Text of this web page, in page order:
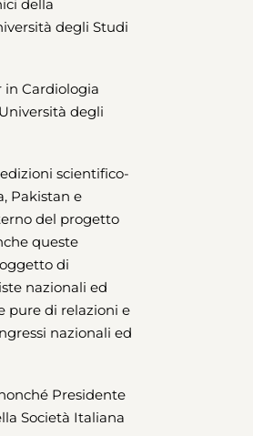
della
degli Studi
in Cardiologia
degli
scientifico-
Pakistan e
del progetto
queste
di
nazionali ed
pure di relazioni e
nazionali ed
Presidente
Società Italiana